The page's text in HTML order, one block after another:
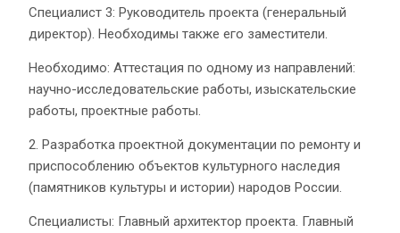
Специалист 3: Руководитель проекта (генеральный
директор). Необходимы также его заместители.
Необходимо: Аттестация по одному из направлений:
научно-исследовательские работы, изыскательские
работы, проектные работы.
2. Разработка проектной документации по ремонту и
приспособлению объектов культурного наследия
(памятников культуры и истории) народов России.
Специалисты: Главный архитектор проекта. Главный